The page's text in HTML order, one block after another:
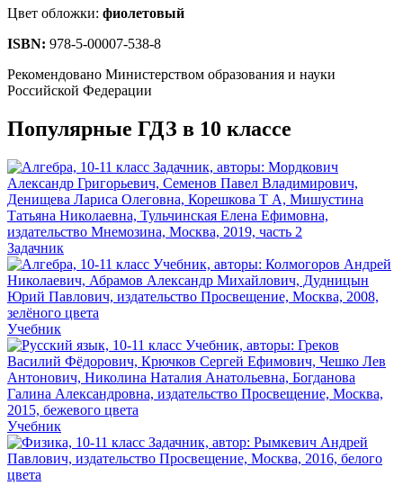
Цвет обложки: фиолетовый
ISBN: 978-5-00007-538-8
Рекомендовано Министерством образования и науки
Российской Федерации
Популярные ГДЗ в 10 классе
Задачник
Учебник
Учебник